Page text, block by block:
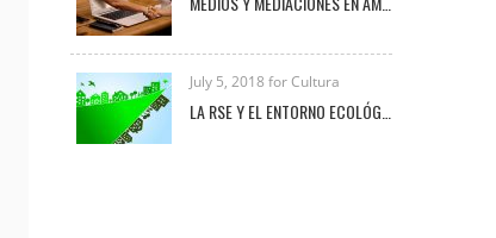
July 5, 2018 for Cultura